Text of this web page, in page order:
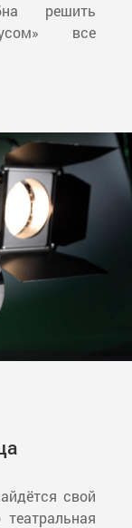
решить
все
свой